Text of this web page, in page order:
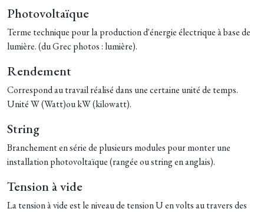
Photovoltaïque
Terme technique pour la production d'énergie électrique à base de
lumière. (du Grec photos : lumière).
Rendement
Correspond au travail réalisé dans une certaine unité de temps.
Unité W (Watt)ou kW (kilowatt).
String
Branchement en série de plusieurs modules pour monter une
installation photovoltaïque (rangée ou string en anglais).
Tension à vide
La tension à vide est le niveau de tension U en volts au travers des